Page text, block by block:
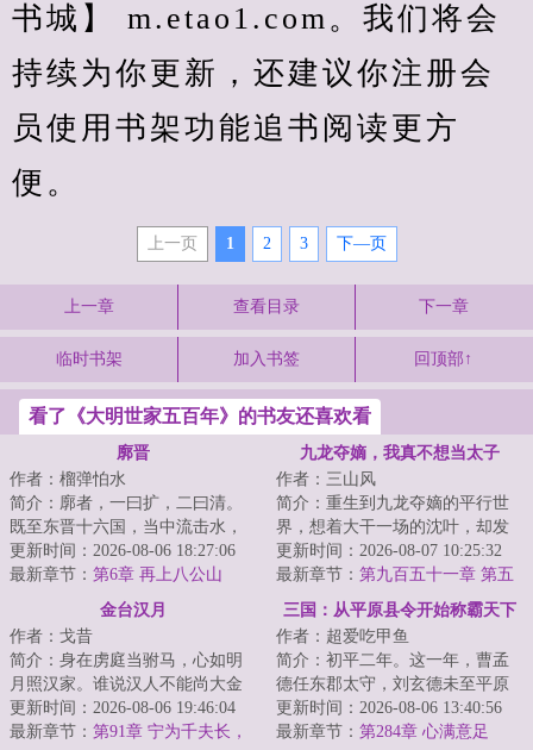
书城】 m.etao1.com。我们将会
持续为你更新，还建议你注册会
员使用书架功能追书阅读更方
便。
上一页 1 2 3 下—页
上一章 查看目录 下一章
临时书架 加入书签 回顶部↑
看了《大明世家五百年》的书友还喜欢看
廓晋
作者：榴弹怕水
简介：廓者，一曰扩，二曰清。
既至东晋十六国，当中流击水，
矢志北伐，先驱中原五胡，再扫
朝堂士族门阀。...
更新时间：2026-08-06 18:27:06
最新章节： 第6章 再上八公山
九龙夺嫡，我真不想当太子
作者：三山风
简介：重生到九龙夺嫡的平行世
界，想着大干一场的沈叶，却发
现自己竟然成了被群起而攻之的
太子。知道太子...
更新时间：2026-08-07 10:25:32
最新章节： 第九百五十一章 第五
部队的胜利
金台汉月
作者：戈昔
简介：身在虏庭当驸马，心如明
月照汉家。谁说汉人不能尚大金
公主？李朔重生金朝，先冒外戚
之位，后谋驸马...
更新时间：2026-08-06 19:46:04
最新章节： 第91章 宁为千夫长，
三国：从平原县令开始称霸天下
作者：超爱吃甲鱼
简介：初平二年。这一年，曹孟
德任东郡太守，刘玄德未至平原
县，孙仲谋犹在江都。此间乱世
群雄逐鹿，却无...
更新时间：2026-08-06 13:40:56
最新章节： 第284章 心满意足